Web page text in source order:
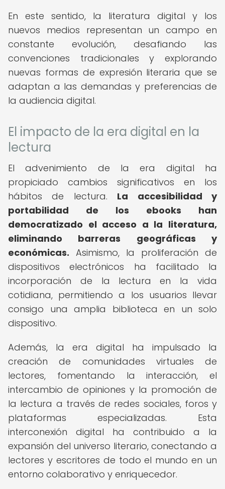
En este sentido, la literatura digital y los
nuevos medios representan un campo en
constante evolución, desafiando las
convenciones tradicionales y explorando
nuevas formas de expresión literaria que se
adaptan a las demandas y preferencias de
la audiencia digital.
El impacto de la era digital en la
lectura
El advenimiento de la era digital ha
propiciado cambios significativos en los
hábitos de lectura. La accesibilidad y
portabilidad de los ebooks han
democratizado el acceso a la literatura,
eliminando barreras geográficas y
económicas. Asimismo, la proliferación de
dispositivos electrónicos ha facilitado la
incorporación de la lectura en la vida
cotidiana, permitiendo a los usuarios llevar
consigo una amplia biblioteca en un solo
dispositivo.
Además, la era digital ha impulsado la
creación de comunidades virtuales de
lectores, fomentando la interacción, el
intercambio de opiniones y la promoción de
la lectura a través de redes sociales, foros y
plataformas especializadas. Esta
interconexión digital ha contribuido a la
expansión del universo literario, conectando a
lectores y escritores de todo el mundo en un
entorno colaborativo y enriquecedor.